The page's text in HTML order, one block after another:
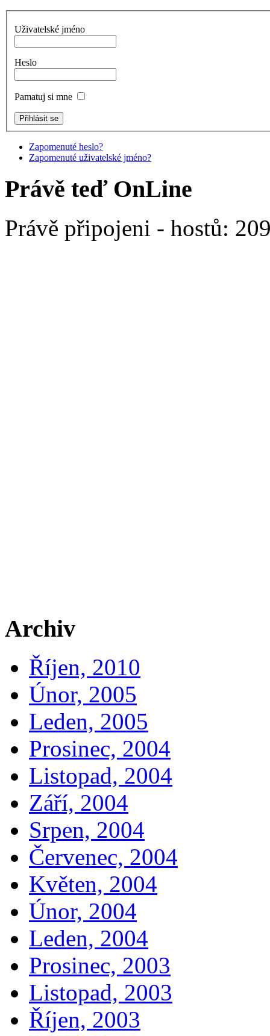
Uživatelské jméno
Heslo
Pamatuj si mne
Zapomenuté heslo?
Zapomenuté uživatelské jméno?
Právě teď OnLine
Právě připojeni - hostů:
Archiv
Říjen, 2010
Únor, 2005
Leden, 2005
Prosinec, 2004
Listopad, 2004
Září, 2004
Srpen, 2004
Červenec, 2004
Květen, 2004
Únor, 2004
Leden, 2004
Prosinec, 2003
Listopad, 2003
Říjen, 2003